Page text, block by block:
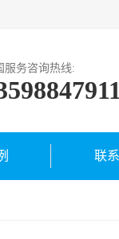
服务咨询热线:
联